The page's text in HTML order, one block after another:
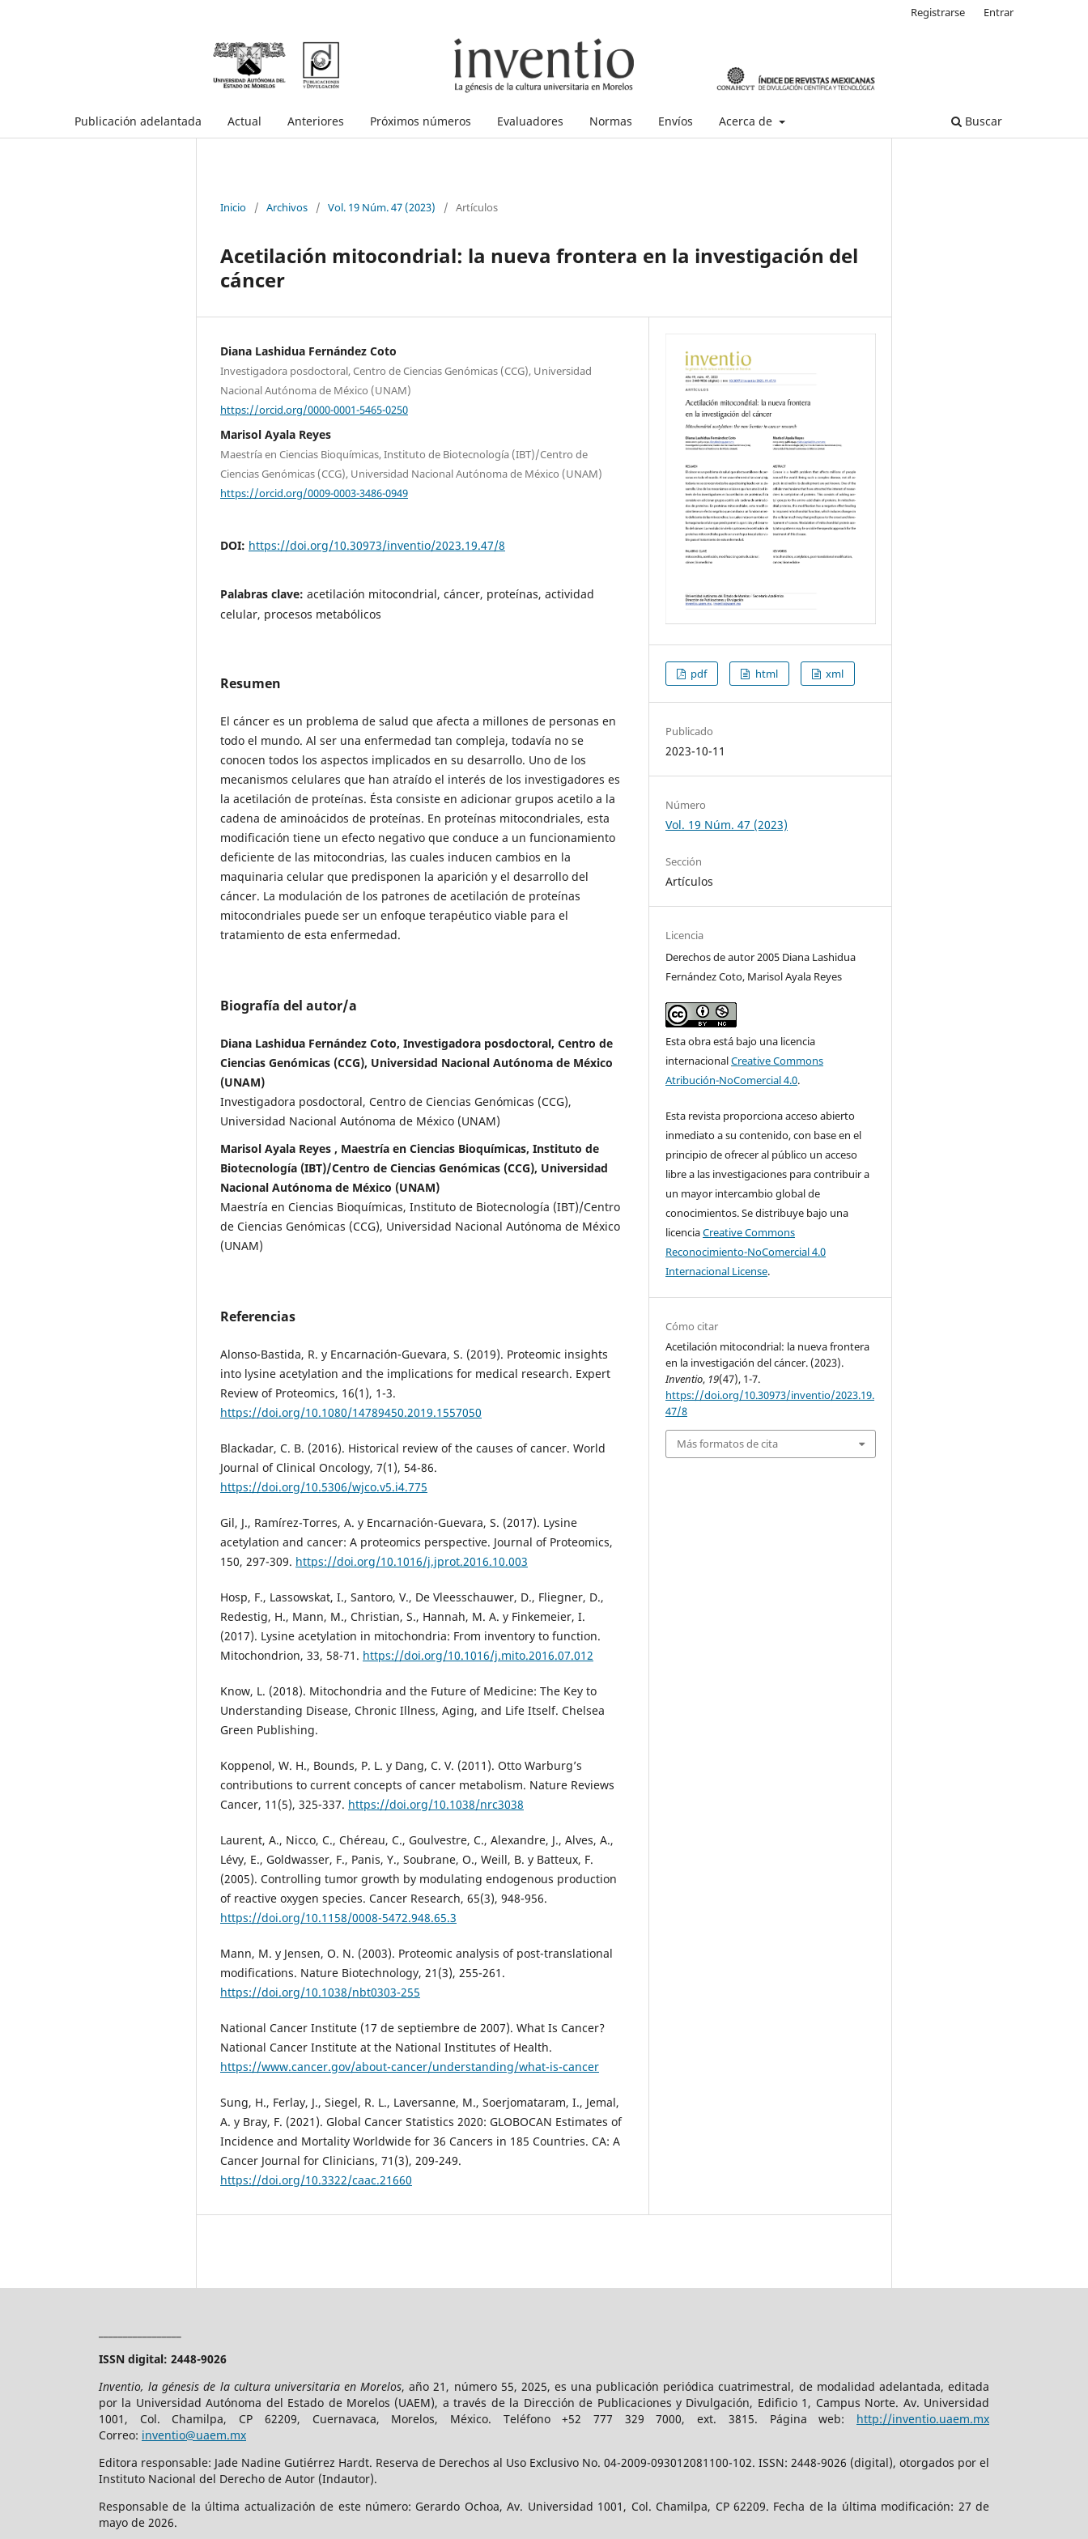
Publicación adelantada Actual Anteriores Próximos números Evaluadores Normas Envíos Acerca de Buscar
Registrarse Entrar
Inicio / Archivos / Vol. 19 Núm. 47 (2023) / Artículos
Acetilación mitocondrial: la nueva frontera en la investigación del
cáncer
Diana Lashidua Fernández Coto
Investigadora posdoctoral, Centro de Ciencias Genómicas (CCG), Universidad
Nacional Autónoma de México (UNAM)
https://orcid.org/0000-0001-5465-0250
Marisol Ayala Reyes
Maestría en Ciencias Bioquímicas, Instituto de Biotecnología (IBT)/Centro de
Ciencias Genómicas (CCG), Universidad Nacional Autónoma de México (UNAM)
https://orcid.org/0009-0003-3486-0949
DOI: https://doi.org/10.30973/inventio/2023.19.47/8
Palabras clave: acetilación mitocondrial, cáncer, proteínas, actividad
celular, procesos metabólicos
Resumen
El cáncer es un problema de salud que afecta a millones de personas en
todo el mundo. Al ser una enfermedad tan compleja, todavía no se
conocen todos los aspectos implicados en su desarrollo. Uno de los
mecanismos celulares que han atraído el interés de los investigadores es
la acetilación de proteínas. Ésta consiste en adicionar grupos acetilo a la
cadena de aminoácidos de proteínas. En proteínas mitocondriales, esta
modificación tiene un efecto negativo que conduce a un funcionamiento
deficiente de las mitocondrias, las cuales inducen cambios en la
maquinaria celular que predisponen la aparición y el desarrollo del
cáncer. La modulación de los patrones de acetilación de proteínas
mitocondriales puede ser un enfoque terapéutico viable para el
tratamiento de esta enfermedad.
Biografía del autor/a
Diana Lashidua Fernández Coto, Investigadora posdoctoral, Centro de
Ciencias Genómicas (CCG), Universidad Nacional Autónoma de México
(UNAM)
Investigadora posdoctoral, Centro de Ciencias Genómicas (CCG),
Universidad Nacional Autónoma de México (UNAM)
Marisol Ayala Reyes , Maestría en Ciencias Bioquímicas, Instituto de
Biotecnología (IBT)/Centro de Ciencias Genómicas (CCG), Universidad
Nacional Autónoma de México (UNAM)
Maestría en Ciencias Bioquímicas, Instituto de Biotecnología (IBT)/Centro
de Ciencias Genómicas (CCG), Universidad Nacional Autónoma de México
(UNAM)
Referencias
Alonso-Bastida, R. y Encarnación-Guevara, S. (2019). Proteomic insights
into lysine acetylation and the implications for medical research. Expert
Review of Proteomics, 16(1), 1-3.
https://doi.org/10.1080/14789450.2019.1557050
Blackadar, C. B. (2016). Historical review of the causes of cancer. World
Journal of Clinical Oncology, 7(1), 54-86.
https://doi.org/10.5306/wjco.v5.i4.775
Gil, J., Ramírez-Torres, A. y Encarnación-Guevara, S. (2017). Lysine
acetylation and cancer: A proteomics perspective. Journal of Proteomics,
150, 297-309. https://doi.org/10.1016/j.jprot.2016.10.003
Hosp, F., Lassowskat, I., Santoro, V., De Vleesschauwer, D., Fliegner, D.,
Redestig, H., Mann, M., Christian, S., Hannah, M. A. y Finkemeier, I.
(2017). Lysine acetylation in mitochondria: From inventory to function.
Mitochondrion, 33, 58-71. https://doi.org/10.1016/j.mito.2016.07.012
Know, L. (2018). Mitochondria and the Future of Medicine: The Key to
Understanding Disease, Chronic Illness, Aging, and Life Itself. Chelsea
Green Publishing.
Koppenol, W. H., Bounds, P. L. y Dang, C. V. (2011). Otto Warburg’s
contributions to current concepts of cancer metabolism. Nature Reviews
Cancer, 11(5), 325-337. https://doi.org/10.1038/nrc3038
Laurent, A., Nicco, C., Chéreau, C., Goulvestre, C., Alexandre, J., Alves, A.,
Lévy, E., Goldwasser, F., Panis, Y., Soubrane, O., Weill, B. y Batteux, F.
(2005). Controlling tumor growth by modulating endogenous production
of reactive oxygen species. Cancer Research, 65(3), 948-956.
https://doi.org/10.1158/0008-5472.948.65.3
Mann, M. y Jensen, O. N. (2003). Proteomic analysis of post-translational
modifications. Nature Biotechnology, 21(3), 255-261.
https://doi.org/10.1038/nbt0303-255
National Cancer Institute (17 de septiembre de 2007). What Is Cancer?
National Cancer Institute at the National Institutes of Health.
https://www.cancer.gov/about-cancer/understanding/what-is-cancer
Sung, H., Ferlay, J., Siegel, R. L., Laversanne, M., Soerjomataram, I., Jemal,
A. y Bray, F. (2021). Global Cancer Statistics 2020: GLOBOCAN Estimates of
Incidence and Mortality Worldwide for 36 Cancers in 185 Countries. CA: A
Cancer Journal for Clinicians, 71(3), 209-249.
https://doi.org/10.3322/caac.21660
pdf html xml
Publicado
2023-10-11
Número
Vol. 19 Núm. 47 (2023)
Sección
Artículos
Licencia
Derechos de autor 2005 Diana Lashidua
Fernández Coto, Marisol Ayala Reyes
Esta obra está bajo una licencia
internacionalCreative Commons
Atribución-NoComercial 4.0.
Esta revista proporciona acceso abierto
inmediato a su contenido, con base en el
principio de ofrecer al público un acceso
libre a las investigaciones para contribuir a
un mayor intercambio global de
conocimientos. Se distribuye bajo una
licenciaCreative Commons
Reconocimiento-NoComercial 4.0
Internacional License.
Cómo citar
Acetilación mitocondrial: la nueva frontera
en la investigación del cáncer. (2023).
Inventio, 19(47), 1-7.
https://doi.org/10.30973/inventio/2023.19.
47/8
Más formatos de cita
ISSN digital: 2448-9026
Inventio, la génesis de la cultura universitaria en Morelos, año 21, número 55, 2025, es una publicación periódica cuatrimestral, de modalidad adelantada, editada
por la Universidad Autónoma del Estado de Morelos (UAEM), a través de la Dirección de Publicaciones y Divulgación, Edificio 1, Campus Norte. Av. Universidad
1001, Col. Chamilpa, CP 62209, Cuernavaca, Morelos, México. Teléfono +52 777 329 7000, ext. 3815. Página web: http://inventio.uaem.mx
Correo: inventio@uaem.mx
Editora responsable: Jade Nadine Gutiérrez Hardt. Reserva de Derechos al Uso Exclusivo No. 04-2009-093012081100-102. ISSN: 2448-9026 (digital), otorgados por el
Instituto Nacional del Derecho de Autor (Indautor).
Responsable de la última actualización de este número: Gerardo Ochoa, Av. Universidad 1001, Col. Chamilpa, CP 62209. Fecha de la última modificación: 27 de
mayo de 2026.